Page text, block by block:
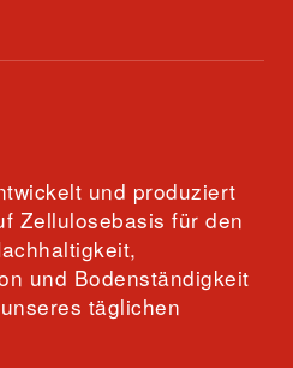
und produziert
Zellulosebasis für den
und Bodenständigkeit
täglichen